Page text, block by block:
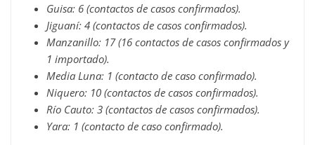
Guisa: 6 (contactos de casos confirmados).
Jiguaní: 4 (contactos de casos confirmados).
Manzanillo: 17 (16 contactos de casos confirmados y
1 importado).
Media Luna: 1 (contacto de caso confirmado).
Niquero: 10 (contactos de casos confirmados).
Río Cauto: 3 (contactos de casos confirmados).
Yara: 1 (contacto de caso confirmado).